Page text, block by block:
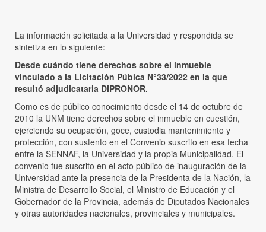
La información solicitada a la Universidad y respondida se
sintetiza en lo siguiente:
Desde cuándo tiene derechos sobre el inmueble
vinculado a la Licitación Púbica N°33/2022 en la que
resultó adjudicataria DIPRONOR.
Como es de público conocimiento desde el 14 de octubre de
2010 la UNM tiene derechos sobre el inmueble en cuestión,
ejerciendo su ocupación, goce, custodia mantenimiento y
protección, con sustento en el Convenio suscrito en esa fecha
entre la SENNAF, la Universidad y la propia Municipalidad. El
convenio fue suscrito en el acto público de inauguración de la
Universidad ante la presencia de la Presidenta de la Nación, la
Ministra de Desarrollo Social, el Ministro de Educación y el
Gobernador de la Provincia, además de Diputados Nacionales
y otras autoridades nacionales, provinciales y municipales.